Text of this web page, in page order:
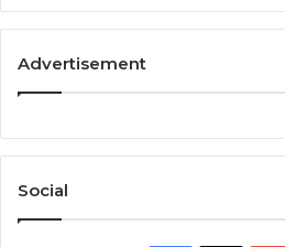
Advertisement
Social